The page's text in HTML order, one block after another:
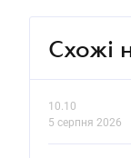
Схожі
10.10
5 серпня 2026